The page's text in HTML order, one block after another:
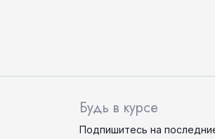
Будь в курсе
Подпишитесь на